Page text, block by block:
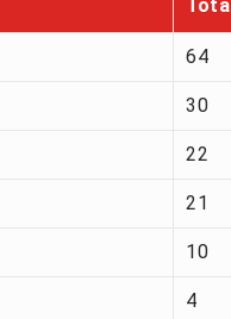
64
30
22
21
10
4